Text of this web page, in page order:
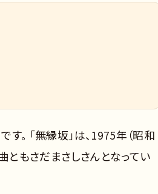
。 「無縁坂」は、1975年（昭和
ともさだまさしさんとなってい